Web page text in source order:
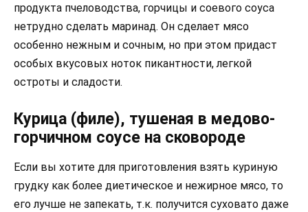
продукта пчеловодства, горчицы и соевого соуса
нетрудно сделать маринад. Он сделает мясо
особенно нежным и сочным, но при этом придаст
особых вкусовых ноток пикантности, легкой
остроты и сладости.
Курица (филе), тушеная в медово-
горчичном соусе на сковороде
Если вы хотите для приготовления взять куриную
грудку как более диетическое и нежирное мясо, то
его лучше не запекать, т.к. получится суховато даже